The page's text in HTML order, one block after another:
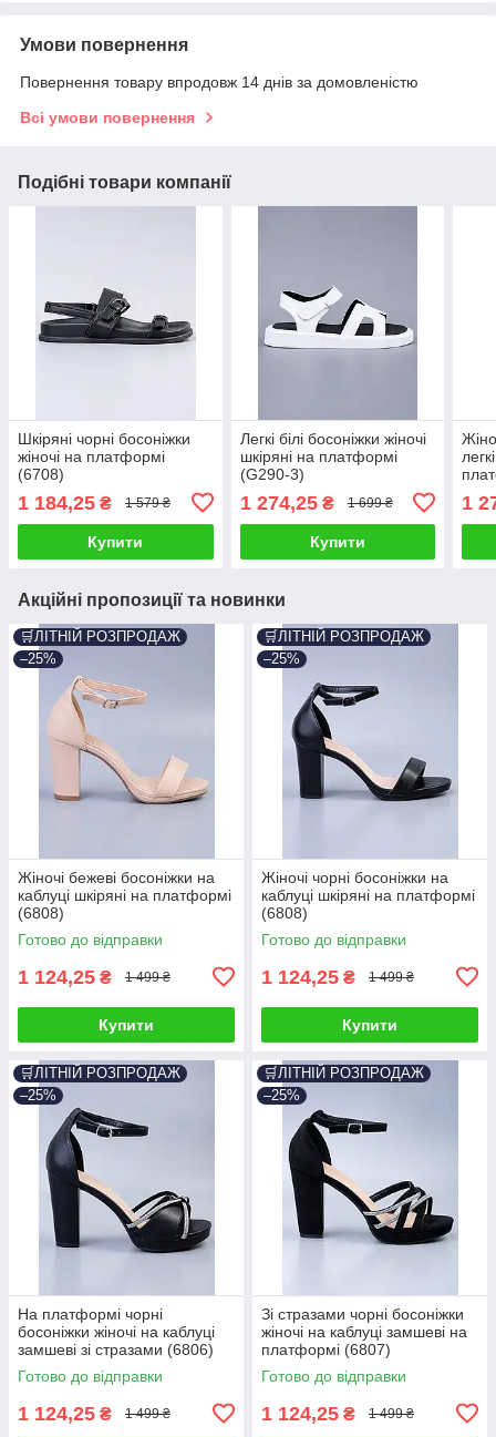
Умови повернення
Повернення товару впродовж 14 днів за домовленістю
Всі умови повернення
Подібні товари компанії
Шкіряні чорні босоніжки
жіночі на платформі
(6708)
1 184,25 ₴ 1 579 ₴
Купити
Легкі білі босоніжки жіночі
шкіряні на платформі
(G290-3)
1 274,25₴ 1 699 ₴
Купити
1
Акційні пропозиції та новинки
🛒ЛІТНІЙ РОЗПРОДАЖ
–25%
Жіночі бежеві босоніжки на
каблуці шкіряні на платформі
(6808)
Готово до відправки
1 124,25 ₴ 1 499 ₴
Купити
🛒ЛІТНІЙ РОЗПРОДАЖ
–25%
Жіночі чорні босоніжки на
каблуці шкіряні на платформі
(6808)
Готово до відправки
1 124,25 ₴ 1 499 ₴
Купити
🛒ЛІТНІЙ РОЗПРОДАЖ
–25%
На платформі чорні
босоніжки жіночі на каблуці
замшеві зі стразами (6806)
Готово до відправки
1 124,25 ₴ 1 499 ₴
🛒ЛІТНІЙ РОЗПРОДАЖ
–25%
Зі стразами чорні босоніжки
жіночі на каблуці замшеві на
платформі (6807)
Готово до відправки
1 124,25 ₴ 1 499 ₴